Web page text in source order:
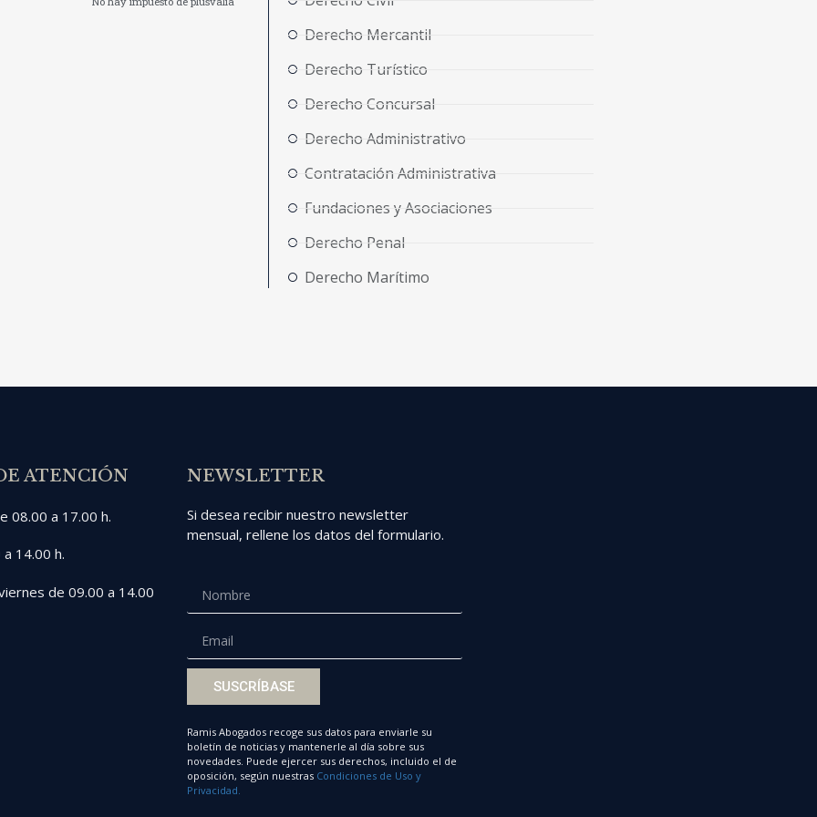
Derecho Mercantil
Derecho Turístico
Derecho Concursal
Derecho Administrativo
Contratación Administrativa
Fundaciones y Asociaciones
Derecho Penal
Derecho Marítimo
ATENCIÓN
08.00 a 17.00 h.
14.00 h.
de 09.00 a 14.00
NEWSLETTER
Si desea recibir nuestro newsletter
mensual, rellene los datos del formulario.
SUSCRÍBASE
Ramis Abogados recoge sus datos para enviarle su
boletín de noticias y mantenerle al día sobre sus
novedades. Puede ejercer sus derechos, incluido el de
oposición, según nuestras Condiciones de Uso y
Privacidad.